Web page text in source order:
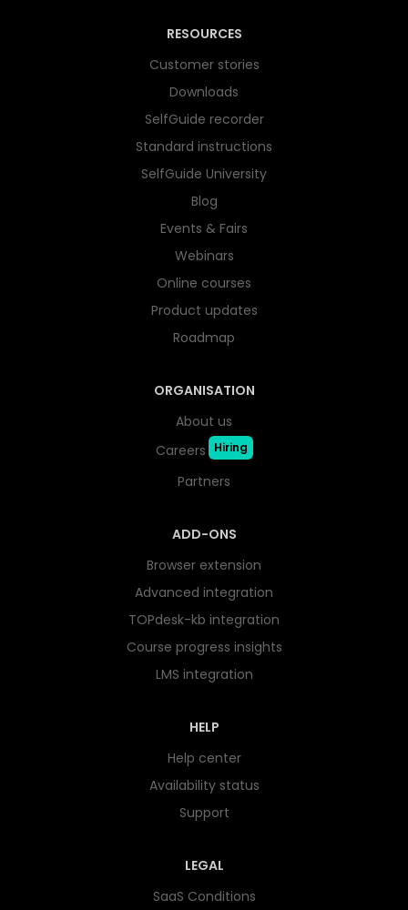
RESOURCES
Customer stories
Downloads
SelfGuide recorder
Standard instructions
SelfGuide University
Blog
Events & Fairs
Webinars
Online courses
Product updates
Roadmap
ORGANISATION
About us
Careers
Hiring
Partners
ADD-ONS
Browser extension
Advanced integration
TOPdesk-kb integration
Course progress insights
LMS integration
HELP
Help center
Availability status
Support
LEGAL
SaaS Conditions